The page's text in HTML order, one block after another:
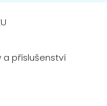
a příslušenství